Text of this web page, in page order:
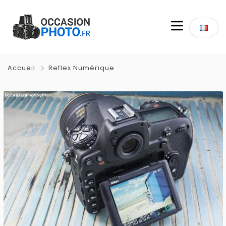
Accueil Reflex Numérique